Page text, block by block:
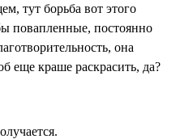
тут борьба вот этого
повапленные, постоянно
она
еще краше раскрасить, да?